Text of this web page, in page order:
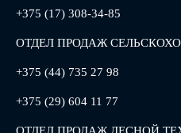
+375 (17) 308-34-85
ОТДЕЛ ПРОДАЖ
+375 (44) 735 27 98
+375 (29) 604 11 77